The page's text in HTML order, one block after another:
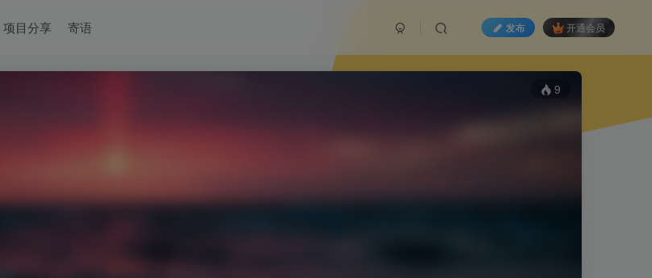
项目分享 寄语 发布 开通会员
9